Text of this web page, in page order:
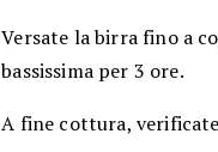
Versate la birra fino a
bassissima per 3 ore.
A fine cottura,